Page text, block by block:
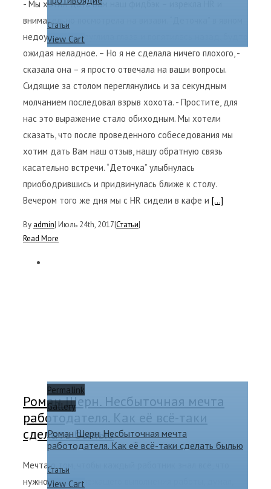
Статьи
View Cart
- Мы хотим дать Вам наш фидбэк – изрекла HR и
внимательно посмотрела на визави. “Деточка” в явном
недоумении округлила глаза и попятилась назад, будто
ожидая неладное. – Но я не сделала ничего плохого, -
сказала она – я просто отвечала на ваши вопросы.
Сидящие за столом переглянулись и за секундным
молчанием последовал взрыв хохота. - Простите, для
нас это выражение стало обиходным. Мы хотели
сказать, что после проведенного собеседования мы
хотим дать Вам наш отзыв, нашу обратную связь
касательно встречи. “Деточка” улыбнулась
приободрившись и придвинулась ближе к столу.
Вечером того же дня мы с HR сидели в кафе и [...]
By admin| Июль 24th, 2017|Статьи|
Read More
Permalink
Gallery
Роман Шерн. Несбыточная мечта
работодателя. Как её всё-таки сделать былью
Статьи
View Cart
Роман Шерн. Несбыточная мечта
работодателя. Как её всё-таки
сделать былью
Мечта о том, чтобы каждый работник знал всё, что
нужно для надлежащего выполнения работы, думал,